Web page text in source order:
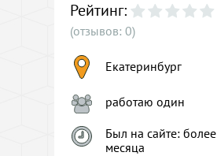
Рейтинг:
(отзывов: 0)
Екатеринбург
работаю один
Был на сайте: более
месяца